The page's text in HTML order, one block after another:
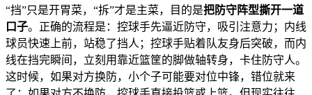
“挡”只是开胃菜，“拆”才是主菜，目的是把防守阵型撕开一道
口子。正确的流程是：控球手先逼近防守，吸引注意力；内线
球员快速上前，站稳了挡人；控球手贴着队友身后突破，而内
线在挡完瞬间，立刻用靠近篮筐的脚做轴转身，卡住防守人。
这时候，如果对方换防，小个子可能要对位中锋，错位就来